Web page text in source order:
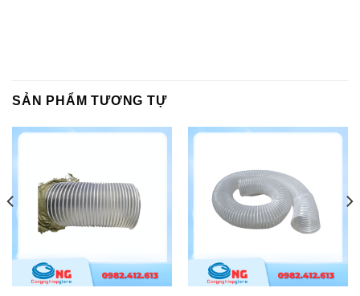
SẢN PHẨM TƯƠNG TỰ